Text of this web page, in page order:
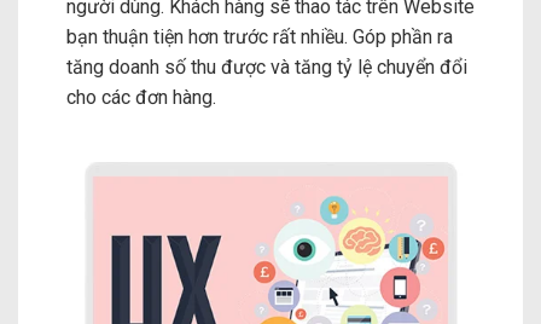
người dùng. Khách hàng sẽ thao tác trên Website
bạn thuận tiện hơn trước rất nhiều. Góp phần ra
tăng doanh số thu được và tăng tỷ lệ chuyển đổi
cho các đơn hàng.